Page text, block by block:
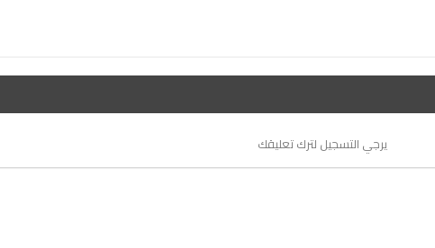
يرجي التسجيل لترك تعليقك